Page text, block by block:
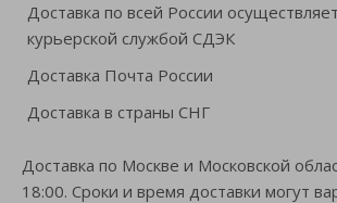
Доставка по всей России
курьерской службой СДЭК
Доставка Почта России
Доставка в страны СНГ
Доставка по Москве и Московской
18:00. Сроки и время доставки могут